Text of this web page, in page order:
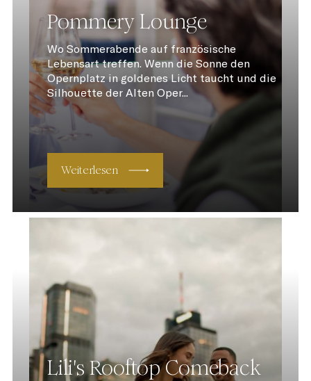
Pommery Lounge
Wo Sommerabende auf französische
Lebensart treffen. Wenn die Sonne den
Opernplatz in goldenes Licht taucht und die
Silhouette der Alten Oper...
Weiterlesen
Lili's Rooftop Comeback